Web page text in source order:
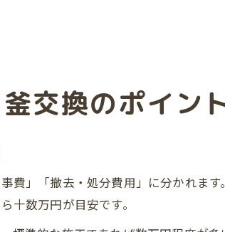
交換のポイン
費」「撤去・処分費用」に分かれま
十数万円が目安です。